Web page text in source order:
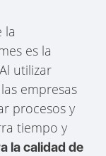
la
es la
utilizar
empresas
procesos y
tiempo y
la calidad de